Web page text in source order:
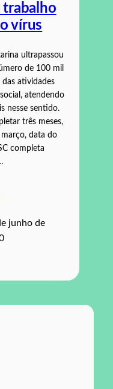
trabalho
vírus
ultrapassou
de 100 mil
das atividades
atendendo
nesse sentido.
três meses,
data do
completa
junho de